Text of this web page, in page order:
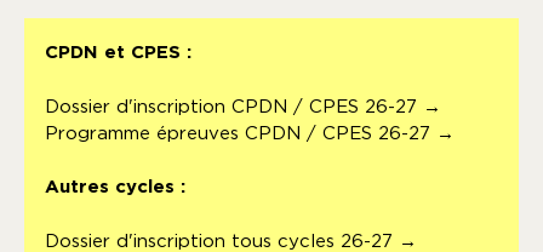
CPDN et CPES :
Dossier d'inscription CPDN / CPES 26-27 →
Programme épreuves CPDN / CPES 26-27 →
Autres cycles :
Dossier d'inscription tous cycles 26-27 →